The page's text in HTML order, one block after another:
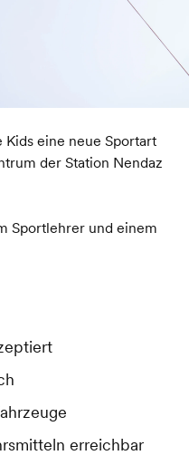
eine neue Sportart
der Station Nendaz
Sportlehrer und einem
erreichbar